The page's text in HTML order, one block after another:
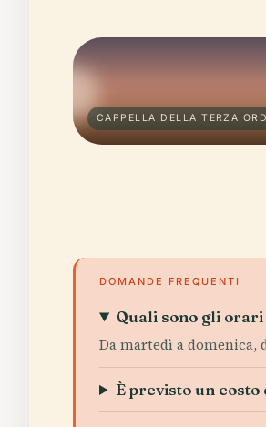
CAPPELLA DELLA TERZA
DOMANDE FREQUENTI
Quali sono gli
Da martedì a domenica,
È previsto un